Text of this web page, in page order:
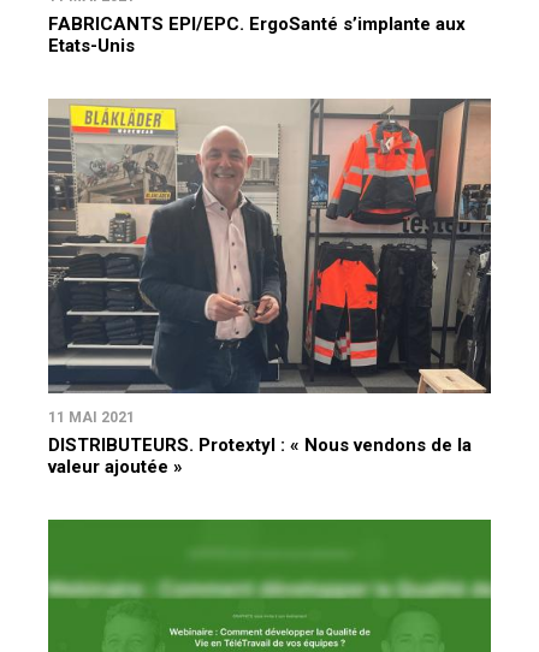
FABRICANTS EPI/EPC. ErgoSanté s’implante aux
Etats-Unis
11 MAI 2021
DISTRIBUTEURS. Protextyl : « Nous vendons de la
valeur ajoutée »